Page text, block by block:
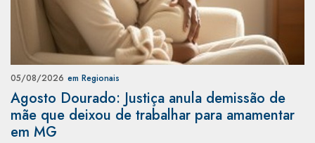
05/08/2026 em Regionais
Agosto Dourado: Justiça anula demissão de
mãe que deixou de trabalhar para amamentar
em MG